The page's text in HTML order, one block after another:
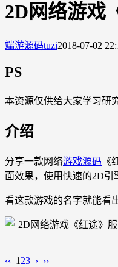
2D网络游戏
端游源码tuzi2018-07-02
PS
本资源仅供给大家学习研
介绍
分享一款网络游戏源码 《
面效果，使用快速的2D引
看这款游戏的名字就能看
‹‹ 1 23 › ››